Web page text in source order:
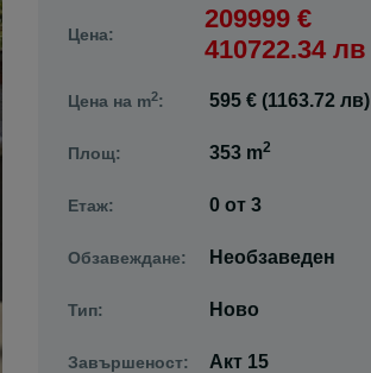
Цена:
209999 €
410722.34 лв
Цена на m2: 595 € (1163.72 лв)
Площ: 353 m2
Етаж: 0 от 3
Обзавеждане: Необзаведен
Тип: Ново
Завършеност: Акт 15